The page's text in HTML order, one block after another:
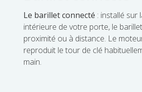
Le barillet connecté : installé sur
intérieure de votre porte, le
proximité ou à distance. Le
reproduit le tour de clé
main.